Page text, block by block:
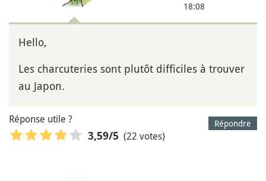
18:08
Hello,
Les charcuteries sont plutôt difficiles à trouver
au Japon.
Répondre
Réponse utile ?
3,59/5 (22 votes)